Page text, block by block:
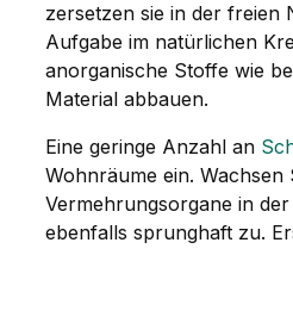
zersetzen sie in der freien
Aufgabe im natürlichen
anorganische Stoffe wie
Material abbauen.
Eine geringe Anzahl an
Wohnräume ein.
Vermehrungsorgane in
ebenfalls sprunghaft zu.